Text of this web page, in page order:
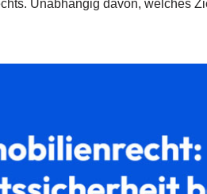
Unabhängig davon, welches